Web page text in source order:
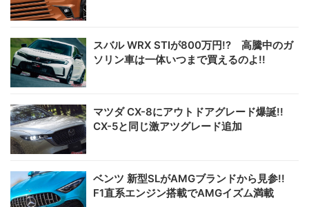
スバル WRX STIが800万円!? 高騰中のガ
ソリン車は一体いつまで買えるのよ!!
マツダ CX-8にアウトドアグレード爆誕!!
CX-5と同じ激アツグレード追加
ベンツ 新型SLがAMGブランドから見参!!
F1直系エンジン搭載でAMGイズム満載